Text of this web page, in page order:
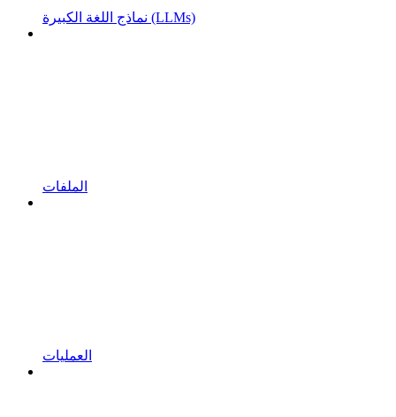
نماذج اللغة الكبيرة (LLMs)
الملفات
العمليات